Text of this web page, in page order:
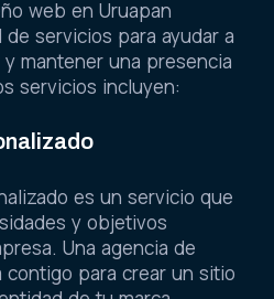
web en Uruapan
servicios para ayudar a
mantener una presencia
servicios incluyen:
es un servicio que
y objetivos
Una agencia de
para crear un sitio